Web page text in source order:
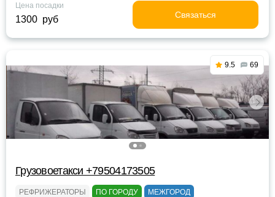
Цена посадки
1300 руб Связаться
9.5 69
Грузовоетакси +79504173505
РЕФРИЖЕРАТОРЫ ПО ГОРОДУ МЕЖГОРОД